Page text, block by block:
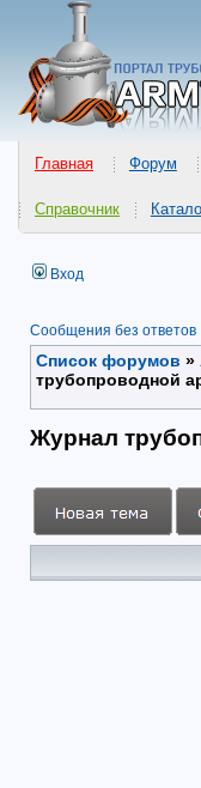
Главная Форум
Справочник
Вход
Сообщения без ответов
Список форумов »
трубопроводной
Журнал